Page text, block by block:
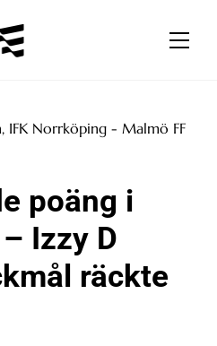
poäng i
Izzy D
räckte